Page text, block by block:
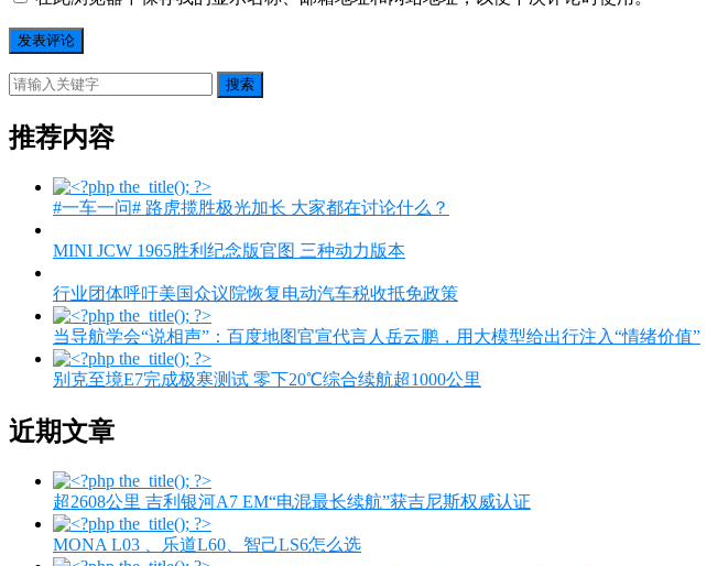
搜索
推荐内容
#一车一问# 路虎揽胜极光加长 大家都在讨论什么？
MINI JCW 1965胜利纪念版官图 三种动力版本
行业团体呼吁美国众议院恢复电动汽车税收抵免政策
当导航学会“说相声”：百度地图官宣代言人岳云鹏，用大模型给出行注入“情绪价值”
别克至境E7完成极寒测试 零下20℃综合续航超1000公里
近期文章
超2608公里 吉利银河A7 EM“电混最长续航”获吉尼斯权威认证
MONA L03 、乐道L60、智己LS6怎么选